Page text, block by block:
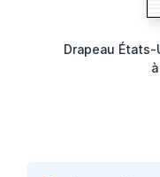
Drapeau